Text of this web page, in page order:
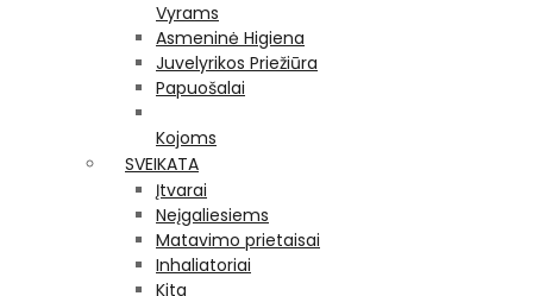
Vyrams
Asmeninė Higiena
Juvelyrikos Priežiūra
Papuošalai
Kojoms
SVEIKATA
Įtvarai
Neįgaliesiems
Matavimo prietaisai
Inhaliatoriai
Kita